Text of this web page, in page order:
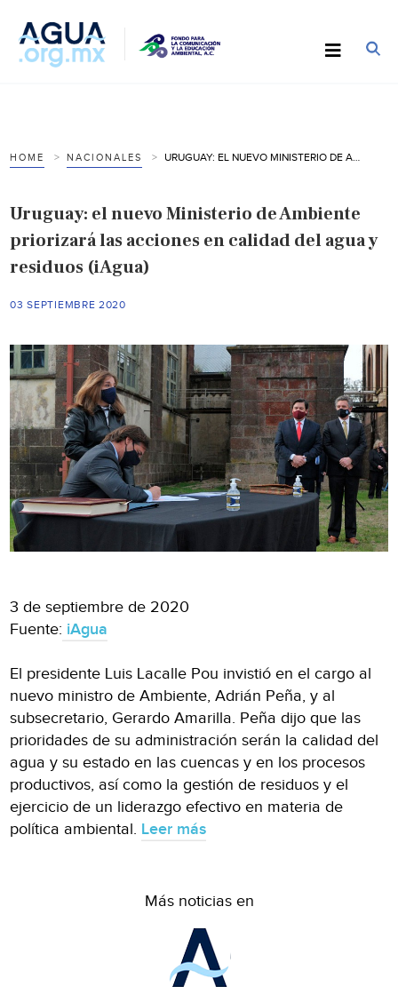
HOME NACIONALES
Uruguay: el nuevo Ministerio de Ambiente
priorizará las acciones en calidad del agua y
residuos (iAgua)
03 SEPTIEMBRE 2020
3 de septiembre de 2020
Fuente: iAgua
El presidente Luis Lacalle Pou invistió en el cargo al
nuevo ministro de Ambiente, Adrián Peña, y al
subsecretario, Gerardo Amarilla. Peña dijo que las
prioridades de su administración serán la calidad del
agua y su estado en las cuencas y en los procesos
productivos, así como la gestión de residuos y el
ejercicio de un liderazgo efectivo en materia de
política ambiental. Leer más
Más noticias en